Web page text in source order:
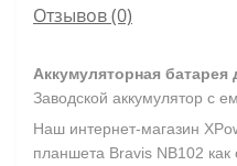
Отзывов (0)
Аккумуляторная батарея
Заводской аккумулятор с
Наш интернет-магазин
планшета Bravis NB102 как